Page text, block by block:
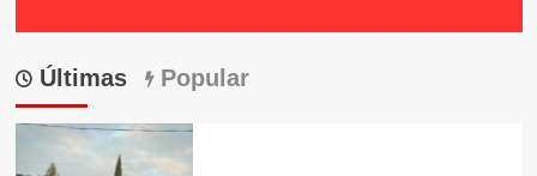
Últimas Popular